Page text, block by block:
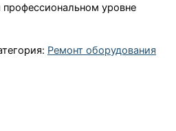
уровне
Ремонт оборудования